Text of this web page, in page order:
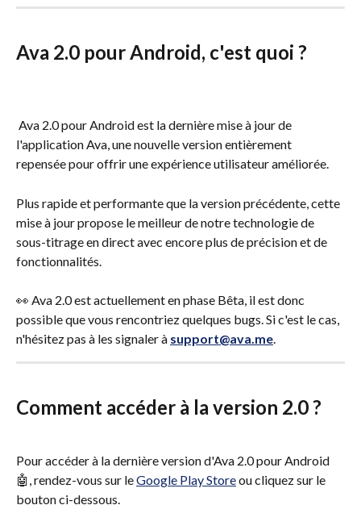
Ava 2.0 pour Android, c'est quoi ?
l'application Ava, une nouvelle version entièrement
repensée pour offrir une expérience utilisateur améliorée.
Plus rapide et performante que la version précédente, cette
mise à jour propose le meilleur de notre technologie de
sous-titrage en direct avec encore plus de précision et de
fonctionnalités.
👀 Ava 2.0 est actuellement en phase Bêta, il est donc
possible que vous rencontriez quelques bugs. Si c'est le cas,
n'hésitez pas à les signaler à support@ava.me.
Comment accéder à la version 2.0 ?
Pour accéder à la dernière version d'Ava 2.0 pour Android
🤖, rendez-vous sur le Google Play Store ou cliquez sur le
bouton ci-dessous.